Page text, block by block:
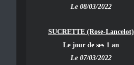
Le 08/03/2022
SUCRETTE (Rose-Lancelot)
Le jour de ses 1 an
Le 07/03/2022